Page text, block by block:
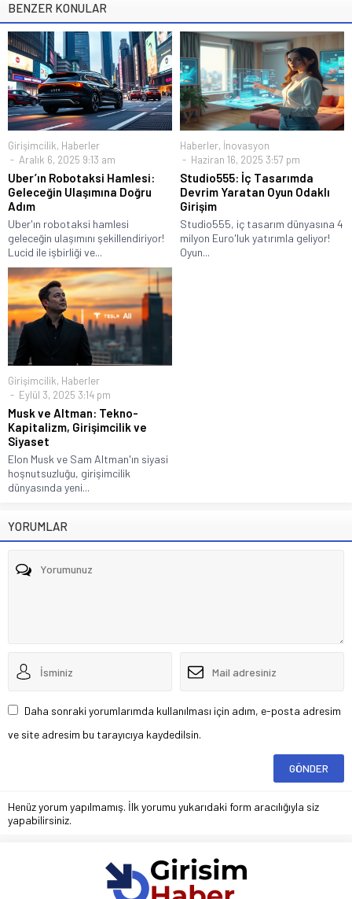
BENZER KONULAR
Girişimcilik, Haberler
Aralık 6, 2025 9:13 am
Uber’ın Robotaksi Hamlesi:
Geleceğin Ulaşımına Doğru
Adım
Uber'ın robotaksi hamlesi
geleceğin ulaşımını şekillendiriyor!
Lucid ile işbirliği ve...
Haberler, İnovasyon
Haziran 16, 2025 3:57 pm
Studio555: İç Tasarımda
Devrim Yaratan Oyun Odaklı
Girişim
Studio555, iç tasarım dünyasına 4
milyon Euro'luk yatırımla geliyor!
Oyun...
Girişimcilik, Haberler
Eylül 3, 2025 3:14 pm
Musk ve Altman: Tekno-
Kapitalizm, Girişimcilik ve
Siyaset
Elon Musk ve Sam Altman'ın siyasi
hoşnutsuzluğu, girişimcilik
dünyasında yeni...
YORUMLAR
Daha sonraki yorumlarımda kullanılması için adım, e-posta adresim
ve site adresim bu tarayıcıya kaydedilsin.
Henüz yorum yapılmamış. İlk yorumu yukarıdaki form aracılığıyla siz
yapabilirsiniz.